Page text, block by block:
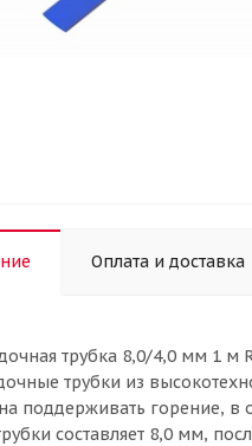
Оплата и доставка
трубка 8,0/4,0 мм 1 м
трубки из
поддерживать горение, в
составляет 8,0 мм,